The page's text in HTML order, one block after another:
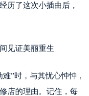
历了这次小插曲后，
见证美丽重生
”时，与其忧心忡忡，
店的理由。记住，每